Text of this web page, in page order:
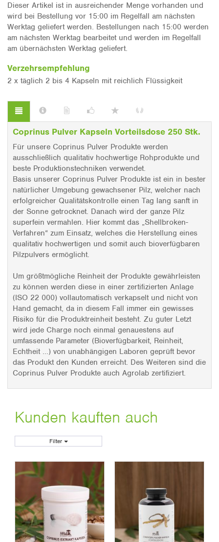
Dieser Artikel ist in ausreichender Menge vorhanden und
wird bei Bestellung vor 15:00 im Regelfall am nächsten
Werktag geliefert werden. Bestellungen nach 15:00 werden
am nächsten Werktag bearbeitet und werden im Regelfall
am übernächsten Werktag geliefert.
Verzehrsempfehlung
2 x täglich 2 bis 4 Kapseln mit reichlich Flüssigkeit
Coprinus Pulver Kapseln Vorteilsdose 250 Stk.
Für unsere Coprinus Pulver Produkte werden
ausschließlich qualitativ hochwertige Rohprodukte und
beste Produktionstechniken verwendet.
Basis unserer Coprinus Pulver Produkte ist ein in bester
natürlicher Umgebung gewachsener Pilz, welcher nach
erfolgreicher Qualitätskontrolle einen Tag lang sanft in
der Sonne getrocknet. Danach wird der ganze Pilz
superfein vermahlen. Hier kommt das „Shellbroken-
Verfahren“ zum Einsatz, welches die Herstellung eines
qualitativ hochwertigen und somit auch bioverfügbaren
Pilzpulvers ermöglicht.
Um größtmögliche Reinheit der Produkte gewährleisten
zu können werden diese in einer zertifizierten Anlage
(ISO 22 000) vollautomatisch verkapselt und nicht von
Hand gemacht, da in diesem Fall immer ein gewisses
Risiko für die Produktreinheit besteht. Zu guter Letzt
wird jede Charge noch einmal genauestens auf
umfassende Parameter (Bioverfügbarkeit, Reinheit,
Echtheit ...) von unabhängigen Laboren geprüft bevor
das Produkt den Kunden erreicht. Des Weiteren sind die
Coprinus Pulver Produkte auch Agrolab zertifiziert.
Kunden kauften auch
Filter